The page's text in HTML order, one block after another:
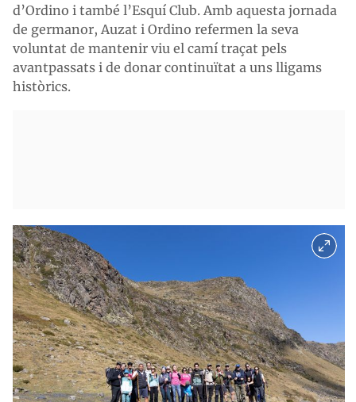
d’Ordino i també l’Esquí Club. Amb aquesta jornada
de germanor, Auzat i Ordino refermen la seva
voluntat de mantenir viu el camí traçat pels
avantpassats i de donar continuïtat a uns lligams
històrics.